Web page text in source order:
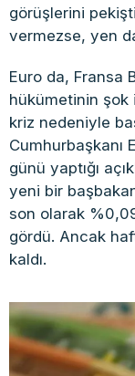
görüşlerini
vermezse, yen
Euro da, Fransa
hükümetinin şok
kriz nedeniyle
Cumhurbaşkanı
günü yaptığı
yeni bir
son olarak
gördü. Ancak
kaldı.